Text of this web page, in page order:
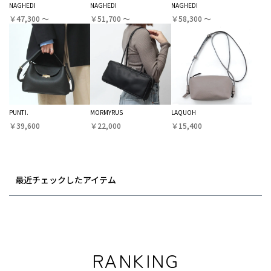
NAGHEDI
￥47,300 〜
NAGHEDI
￥51,700 〜
NAGHEDI
￥58,300 〜
PUNTI.
￥39,600
MORMYRUS
￥22,000
LAQUOH
￥15,400
最近チェックしたアイテム
RANKING